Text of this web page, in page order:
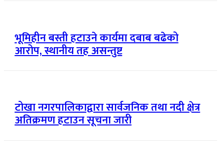
भूमिहीन बस्ती हटाउने कार्यमा दबाब बढेको
आरोप, स्थानीय तह असन्तुष्ट
टोखा नगरपालिकाद्वारा सार्वजनिक तथा नदी क्षेत्र
अतिक्रमण हटाउन सूचना जारी